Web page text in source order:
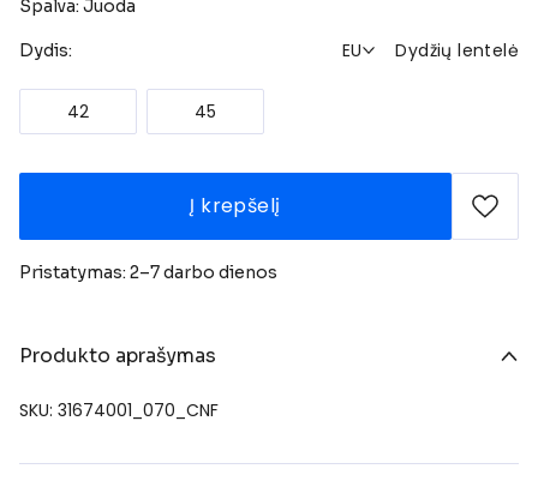
Spalva: Juoda
Dydis: EU Dydžių lentelė
42 45
Į krepšelį
Pristatymas: 2–7 darbo dienos
Produkto aprašymas
SKU: 31674001_070_CNF